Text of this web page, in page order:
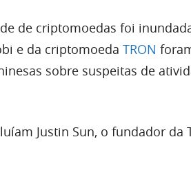
de criptomoedas foi
e da criptomoeda TRON
sobre suspeitas de
Justin Sun, o fundador da